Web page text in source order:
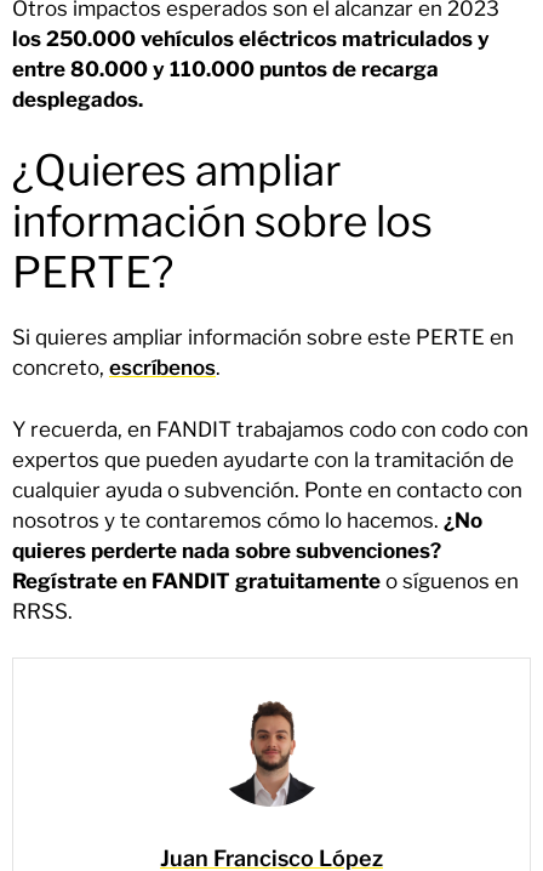
Otros impactos esperados son el alcanzar en 2023
los 250.000 vehículos eléctricos matriculados y
entre 80.000 y 110.000 puntos de recarga
desplegados.
¿Quieres ampliar
información sobre los
PERTE?
Si quieres ampliar información sobre este PERTE en
concreto, escríbenos.
Y recuerda, en FANDIT trabajamos codo con codo con
expertos que pueden ayudarte con la tramitación de
cualquier ayuda o subvención. Ponte en contacto con
nosotros y te contaremos cómo lo hacemos. ¿No
quieres perderte nada sobre subvenciones?
Regístrate en FANDIT gratuitamente o síguenos en
RRSS.
Juan Francisco López